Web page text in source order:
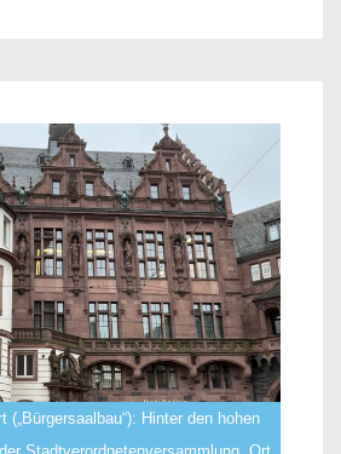
(„Bürgersaalbau“): Hinter den hohen